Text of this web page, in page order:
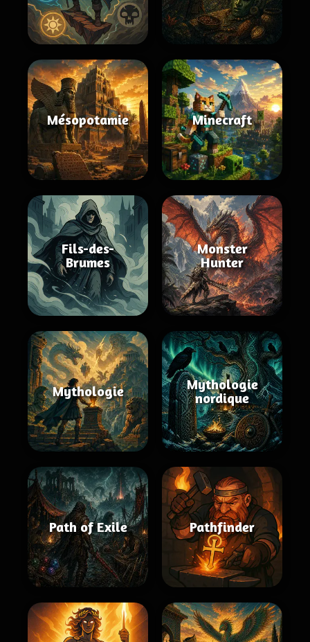
Mésopotamie Minecraft
Fils-des-
Brumes
Monster
Hunter
Mythologie
Mythologie
nordique
Path of Exile Pathfinder